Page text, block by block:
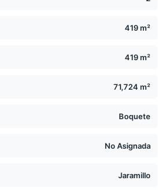
419 m²
419 m²
71,724 m²
Boquete
No Asignada
Jaramillo